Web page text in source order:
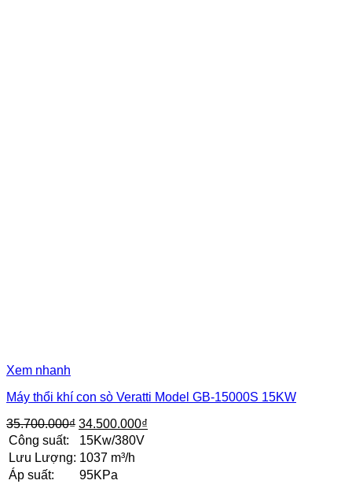
Xem nhanh
Máy thổi khí con sò Veratti Model GB-15000S 15KW
35.700.000₫ Giá
gốc
là:
35.700.000₫.
34.500.000₫
Công suất:
15Kw/380V
Lưu Lượng: 1037 m³/h
Áp suất:
95KPa